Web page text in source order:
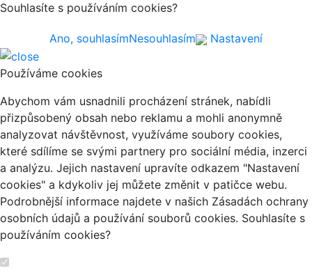
Souhlasíte s používáním cookies?
Ano, souhlasímNesouhlasím Nastavení
Používáme cookies
Abychom vám usnadnili procházení stránek, nabídli
přizpůsobený obsah nebo reklamu a mohli anonymně
analyzovat návštěvnost, využíváme soubory cookies,
které sdílíme se svými partnery pro sociální média, inzerci
a analýzu. Jejich nastavení upravíte odkazem "Nastavení
cookies" a kdykoliv jej můžete změnit v patičce webu.
Podrobnější informace najdete v našich Zásadách ochrany
osobních údajů a používání souborů cookies. Souhlasíte s
používáním cookies?